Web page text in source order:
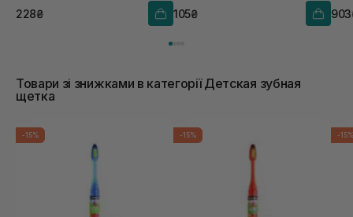
228₴ 105₴
Товари зі знижками в категорії Детская зубная
щетка
-15% -15% -